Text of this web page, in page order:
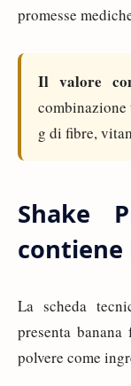
promesse
Il valore
combinazione
g di fibre,
Shake
contiene
La scheda
presenta
polvere come